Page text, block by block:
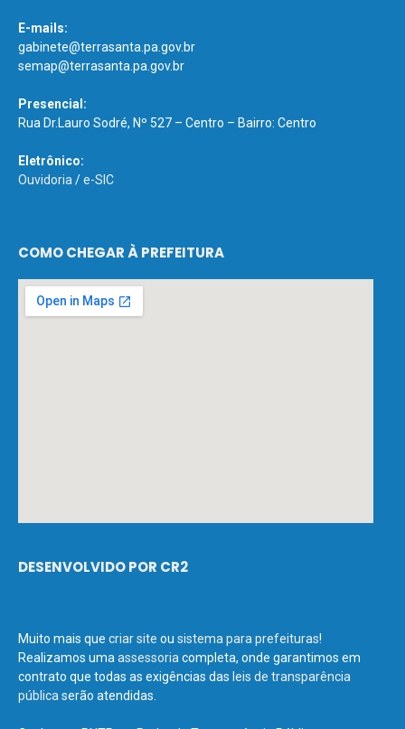
E-mails:
gabinete@terrasanta.pa.gov.br
semap@terrasanta.pa.gov.br
Presencial:
Rua Dr.Lauro Sodré, Nº 527 – Centro – Bairro: Centro
Eletrônico:
Ouvidoria /e-SIC
COMO CHEGAR À PREFEITURA
DESENVOLVIDO POR CR2
Muito mais que criar site ou sistema para prefeituras!
Realizamos uma assessoria completa, onde garantimos em
contrato que todas as exigências das leis de transparência
pública serão atendidas.